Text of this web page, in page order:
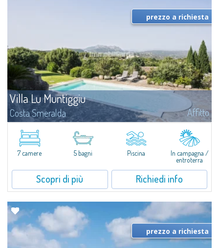
Villa Lu Muntiggiu
Costa Smeralda Affitto
Splendida villa immersa nel verde sulla collina di Mirialveda, a metà strada
fra Capriccioli e San Pantaleo.Villa Lu Muntiggiu è un grande stazzo
completamente rimodernato, in cui gli spazi sono stati ripensati da zero...
prezzo a richiesta
7 camere 5 bagni Piscina
In campagna /
entroterra
Scopri di più Richiedi info
prezzo a richiesta